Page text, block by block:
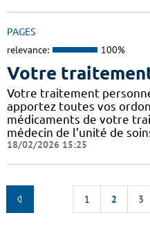
PAGES
relevance: 100%
Votre
Votre traitement
apportez toutes vos
médicaments de votre
médecin de l’unité de
18/02/2026 15:25
1 2 3